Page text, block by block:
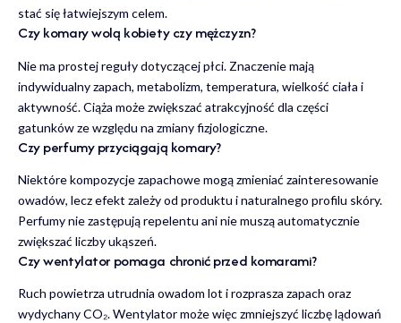
stać się łatwiejszym celem.
Czy komary wolą kobiety czy mężczyzn?
Nie ma prostej reguły dotyczącej płci. Znaczenie mają
indywidualny zapach, metabolizm, temperatura, wielkość ciała i
aktywność. Ciąża może zwiększać atrakcyjność dla części
gatunków ze względu na zmiany fizjologiczne.
Czy perfumy przyciągają komary?
Niektóre kompozycje zapachowe mogą zmieniać zainteresowanie
owadów, lecz efekt zależy od produktu i naturalnego profilu skóry.
Perfumy nie zastępują repelentu ani nie muszą automatycznie
zwiększać liczby ukąszeń.
Czy wentylator pomaga chronić przed komarami?
Ruch powietrza utrudnia owadom lot i rozprasza zapach oraz
wydychany CO₂. Wentylator może więc zmniejszyć liczbę lądowań